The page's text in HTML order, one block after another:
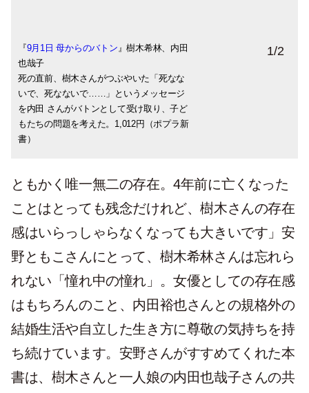
『9月1日 母からのバトン』樹木希林、内田
也哉子
死の直前、樹木さんがつぶやいた「死なな
いで、死なないで……」というメッセージ
を内田 さんがバトンとして受け取り、子ど
もたちの問題を考えた。1,012円（ポプラ新
書）
樹木希林（AP／アフロ） 1943年～2018
年。女優。文学座演劇研究所出身。独自の
存在感で映画などで活躍。61歳で乳がんに
かかり、70歳で全身がんを公表。日本アカ
デミー賞主演女優賞など
1/2
ともかく唯一無二の存在。4年前に亡くなった
ことはとっても残念だけれど、樹木さんの存在
感はいらっしゃらなくなっても大きいです」安
野ともこさんにとって、樹木希林さんは忘れら
れない「憧れ中の憧れ」。女優としての存在感
はもちろんのこと、内田裕也さんとの規格外の
結婚生活や自立した生き方に尊敬の気持ちを持
ち続けています。安野さんがすすめてくれた本
書は、樹木さんと一人娘の内田也哉子さんの共